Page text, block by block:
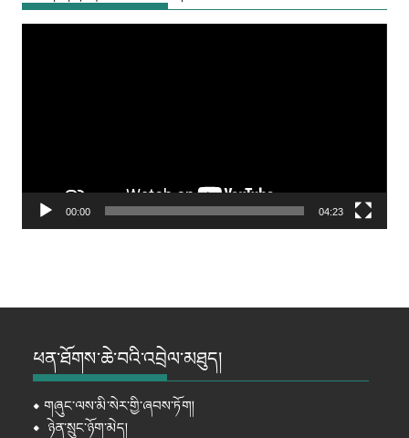
00:00 04:23
ཕན་ཐོགས་ཆེ་བའི་འབྲེལ་མཐུད།
⦁གཞུང་ལས་མི་སེར་གྱི་ཞབས་ཏོག།
⦁ ཉེན་སྲུང་ཉོག་མེད།